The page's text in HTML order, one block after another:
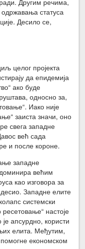
Другим речима,
статуса
Десило се,
целог пројекта
да епидемија
ако буде
односно за,
Иако није
заиста значи, оно
свега западне
већ сада
и после короне.
западне
већим
као изговора за
Западне елите
системски
настоје
апсурдно, користи
елита. Међутим,
економском